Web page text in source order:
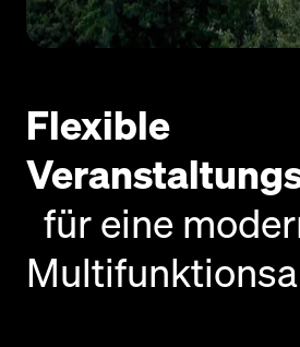
Flexible
für eine